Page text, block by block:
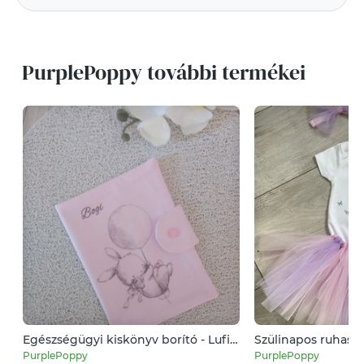
PurplePoppy további termékei
Egészségügyi kiskönyv borító - Lufis
nyuszi
PurplePoppy
Szülinapos
PurplePoppy